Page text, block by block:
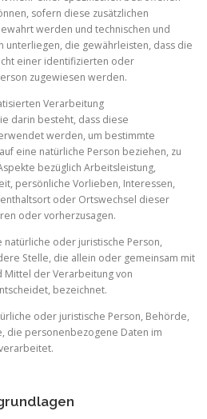
sofern diese zusätzlichen
werden und technischen und
unterliegen, die gewährleisten, dass die
einer identifizierten oder
zugewiesen werden.
Verarbeitung
darin besteht, dass diese
werden, um bestimmte
eine natürliche Person beziehen, zu
bezüglich Arbeitsleistung,
persönliche Vorlieben, Interessen,
oder Ortswechsel dieser
oder vorherzusagen.
natürliche oder juristische Person,
Stelle, die allein oder gemeinsam mit
der Verarbeitung von
bezeichnet.
oder juristische Person, Behörde,
die personenbezogene Daten im